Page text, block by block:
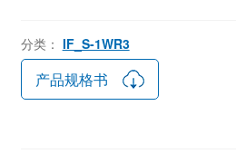
分类： IF_S-1WR3
产品规格书